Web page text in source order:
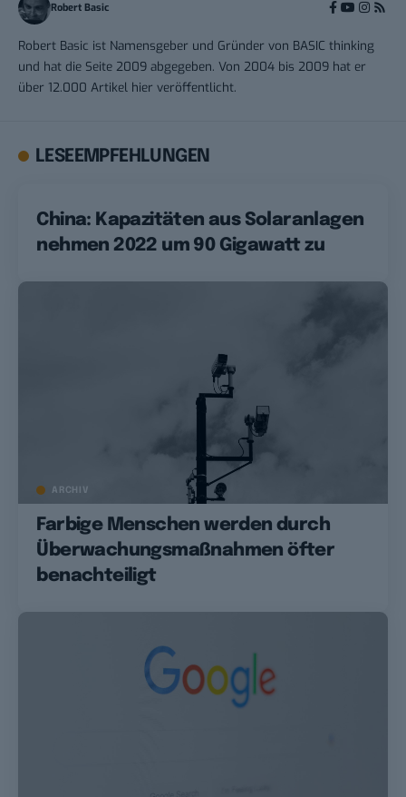
Robert Basic
Robert Basic ist Namensgeber und Gründer von BASIC thinking
und hat die Seite 2009 abgegeben. Von 2004 bis 2009 hat er
über 12.000 Artikel hier veröffentlicht.
LESEEMPFEHLUNGEN
China: Kapazitäten aus Solaranlagen
nehmen 2022 um 90 Gigawatt zu
ARCHIV
Farbige Menschen werden durch
Überwachungsmaßnahmen öfter
benachteiligt